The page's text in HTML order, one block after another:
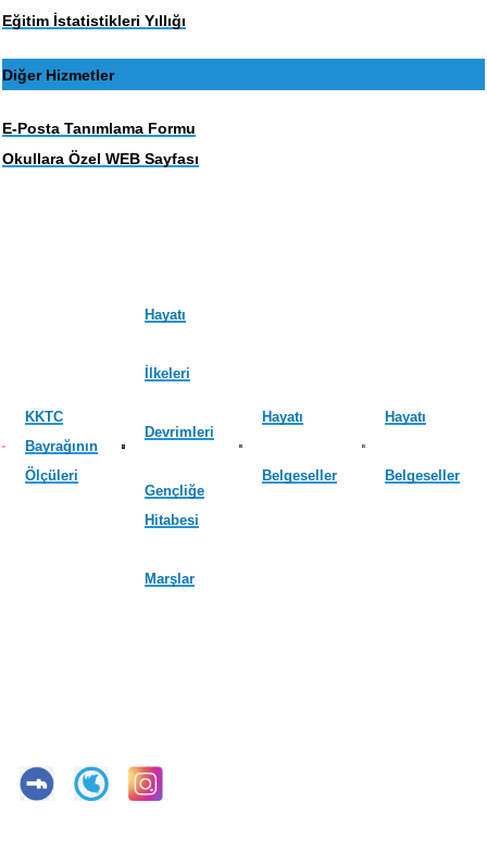
Eğitim İstatistikleri Yıllığı
Diğer Hizmetler
E-Posta Tanımlama Formu
Okullara Özel WEB Sayfası
KKTC
Bayrağının
Ölçüleri
Hayatı
İlkeleri
Devrimleri
Gençliğe
Hitabesi
Marşlar
Hayatı
Belgeseller
Hayatı
Belgeseller